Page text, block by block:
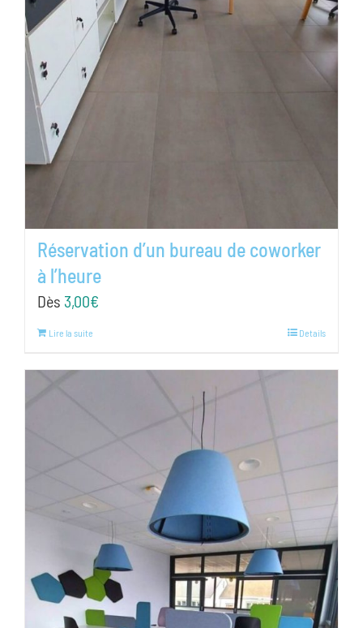
Réservation d’un bureau de coworker
à l’heure
Dès 3,00€
Lire la suite Details